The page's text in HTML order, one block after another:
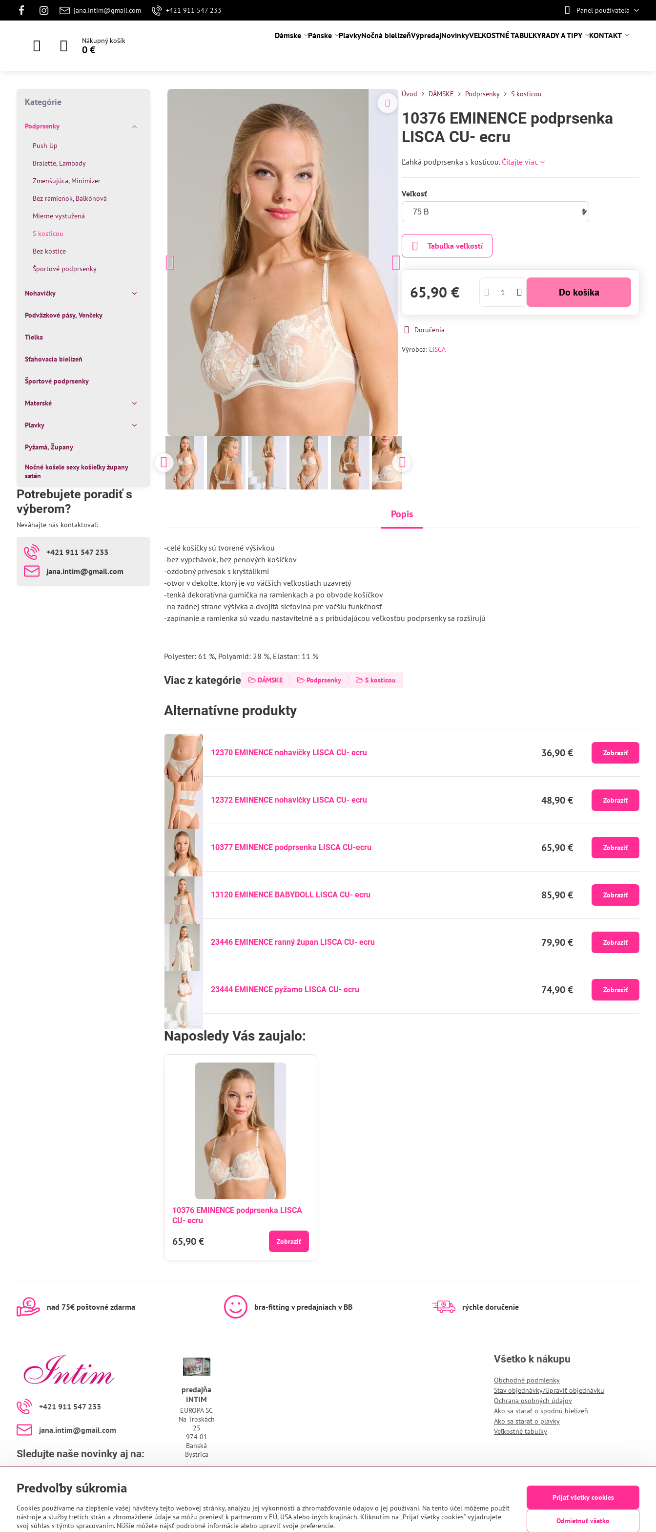
jana.intim@gmail.com +421 911 547 233 Panel používateľa
Nákupný košík
0 €
Dámske Pánske PlavkyNočná bielizeňVýpredajNovinkyVEĽKOSTNÉ TABUĽKYRADY A TIPY KONTAKT
Úvod DÁMSKE Podprsenky S kosticou
10376 EMINENCE podprsenka
LISCA CU- ecru
Ľahká podprsenka s kosticou. Čítajte viac
Veľkosť
Tabuľka veľkostí
65,90 € Do košíka
Doručenia
Výrobca: LISCA
Popis
-celé košíčky sú tvorené výšivkou
-bez vypchávok, bez penových košíčkov
-ozdobný prívesok s kryštálikmi
-otvor v dekolte, ktorý je vo väčších veľkostiach uzavretý
-tenká dekoratívna gumička na ramienkach a po obvode košíčkov
-na zadnej strane výšivka a dvojitá sieťovina pre väčšiu funkčnosť
-zapínanie a ramienka sú vzadu nastavitelné a s pribúdajúcou veľkosťou podprsenky sa rozširujú
Polyester: 61 %, Polyamid: 28 %, Elastan: 11 %
Viac z kategórie DÁMSKE Podprsenky S kosticou
Alternatívne produkty
12370 EMINENCE nohavičky LISCA CU- ecru 36,90 € Zobraziť
12372 EMINENCE nohavičky LISCA CU- ecru 48,90 € Zobraziť
10377 EMINENCE podprsenka LISCA CU-ecru 65,90 € Zobraziť
13120 EMINENCE BABYDOLL LISCA CU- ecru 85,90 € Zobraziť
23446 EMINENCE ranný župan LISCA CU- ecru 79,90 € Zobraziť
23444 EMINENCE pyžamo LISCA CU- ecru 74,90 € Zobraziť
Naposledy Vás zaujalo:
10376 EMINENCE podprsenka LISCA
CU- ecru
65,90 € Zobraziť
Kategórie
Podprsenky
Push Up
Bralette, Lambady
Zmenšujúca, Minimizer
Bez ramienok, Balkónová
Mierne vystužená
S kosticou
Bez kostice
Športové podprsenky
Nohavičky
Podväzkové pásy, Venčeky
Tielka
Sťahovacia bielizeň
Športové podprsenky
Materské
Plavky
Pyžamá, Župany
Nočné košele sexy košieľky župany
satén
Potrebujete poradiť s
výberom?
Neváhajte nás kontaktovať:
+421 911 547 233
jana​.intim​@gmail​.com
nad 75€ poštovné zdarma bra-fitting v predajniach v BB rýchle doručenie
+421 911 547 233
jana​.intim​@gmail​.com
Sledujte naše novinky aj na:
predajňa
INTIM
EUROPA SC
Na Troskách
25
974 01
Banská
Bystrica
Všetko k nákupu
Obchodné podmienky
Stav objednávky/Upraviť objednávku
Ochrana osobných údajov
Ako sa starať o spodnú bielizeň
Ako sa starať o plavky
Veľkostné tabuľky
Predvoľby súkromia
Cookies používame na zlepšenie vašej návštevy tejto webovej stránky, analýzu jej výkonnosti a zhromažďovanie údajov o jej používaní. Na tento účel môžeme použiť
nástroje a služby tretích strán a zhromaždené údaje sa môžu preniesť k partnerom v EÚ, USA alebo iných krajinách. Kliknutím na „Prijať všetky cookies“ vyjadrujete
svoj súhlas s týmto spracovaním. Nižšie môžete nájsť podrobné informácie alebo upraviť svoje preferencie.
Prijať všetky cookies
Odmietnuť všetko